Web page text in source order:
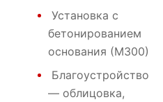
Установка с
бетонированием
основания (М300)
Благоустройство
— облицовка,